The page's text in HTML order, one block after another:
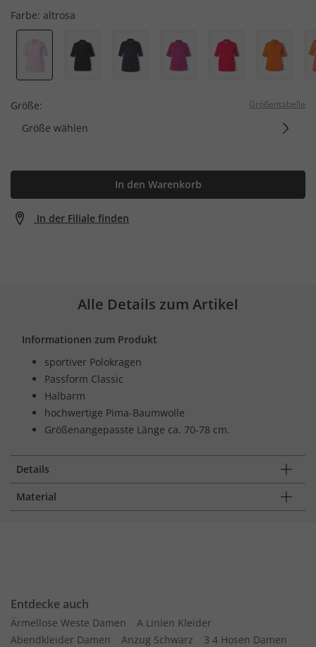
Farbe: altrosa
Größe: Größentabelle
Größe wählen
In den Warenkorb
In der Filiale finden
Alle Details zum Artikel
Informationen zum Produkt
sportiver Polokragen
Passform Classic
Halbarm
hochwertige Pima-Baumwolle
Größenangepasste Länge ca. 70-78 cm.
Details
Material
Entdecke auch
Ärmellose Weste Damen
A Linien Kleider
Abendkleider Damen
Anzug Schwarz
3 4 Hosen Damen